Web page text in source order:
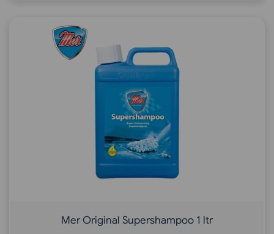
Mer Original Supershampoo 1 ltr